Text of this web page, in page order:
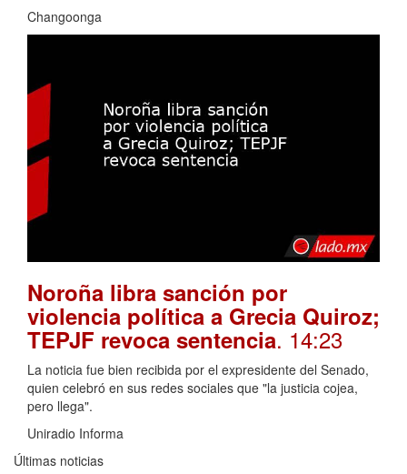
Changoonga
Noroña libra sanción por
violencia política a Grecia Quiroz;
TEPJF revoca sentencia. 14:23
La noticia fue bien recibida por el expresidente del Senado,
quien celebró en sus redes sociales que "la justicia cojea,
pero llega".
Uniradio Informa
Últimas noticias